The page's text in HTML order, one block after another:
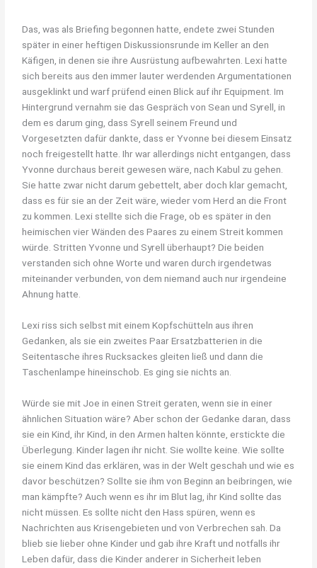
Das, was als Briefing begonnen hatte, endete zwei Stunden
später in einer heftigen Diskussionsrunde im Keller an den
Käfigen, in denen sie ihre Ausrüstung aufbewahrten. Lexi hatte
sich bereits aus den immer lauter werdenden Argumentationen
ausgeklinkt und warf prüfend einen Blick auf ihr Equipment. Im
Hintergrund vernahm sie das Gespräch von Sean und Syrell, in
dem es darum ging, dass Syrell seinem Freund und
Vorgesetzten dafür dankte, dass er Yvonne bei diesem Einsatz
noch freigestellt hatte. Ihr war allerdings nicht entgangen, dass
Yvonne durchaus bereit gewesen wäre, nach Kabul zu gehen.
Sie hatte zwar nicht darum gebettelt, aber doch klar gemacht,
dass es für sie an der Zeit wäre, wieder vom Herd an die Front
zu kommen. Lexi stellte sich die Frage, ob es später in den
heimischen vier Wänden des Paares zu einem Streit kommen
würde. Stritten Yvonne und Syrell überhaupt? Die beiden
verstanden sich ohne Worte und waren durch irgendetwas
miteinander verbunden, von dem niemand auch nur irgendeine
Ahnung hatte.
Lexi riss sich selbst mit einem Kopfschütteln aus ihren
Gedanken, als sie ein zweites Paar Ersatzbatterien in die
Seitentasche ihres Rucksackes gleiten ließ und dann die
Taschenlampe hineinschob. Es ging sie nichts an.
Würde sie mit Joe in einen Streit geraten, wenn sie in einer
ähnlichen Situation wäre? Aber schon der Gedanke daran, dass
sie ein Kind, ihr Kind, in den Armen halten könnte, erstickte die
Überlegung. Kinder lagen ihr nicht. Sie wollte keine. Wie sollte
sie einem Kind das erklären, was in der Welt geschah und wie es
davor beschützen? Sollte sie ihm von Beginn an beibringen, wie
man kämpfte? Auch wenn es ihr im Blut lag, ihr Kind sollte das
nicht müssen. Es sollte nicht den Hass spüren, wenn es
Nachrichten aus Krisengebieten und von Verbrechen sah. Da
blieb sie lieber ohne Kinder und gab ihre Kraft und notfalls ihr
Leben dafür, dass die Kinder anderer in Sicherheit leben